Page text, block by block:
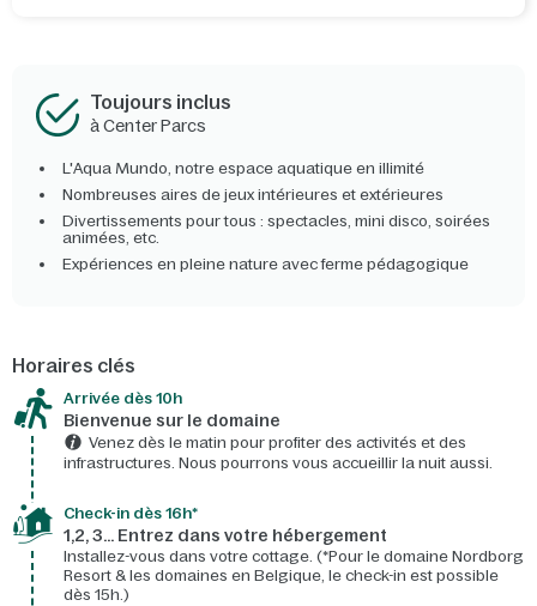
Toujours inclus
à Center Parcs
L'Aqua Mundo, notre espace aquatique en illimité
Nombreuses aires de jeux intérieures et extérieures
Divertissements pour tous : spectacles, mini disco, soirées
animées, etc.
Expériences en pleine nature avec ferme pédagogique
Horaires clés
Arrivée dès 10h​
Bienvenue sur le domaine​
Venez dès le matin pour profiter des activités et des
infrastructures. Nous pourrons vous accueillir la nuit aussi.
Check-in dès 16h*​
1,2, 3… Entrez dans votre hébergement
Installez-vous dans votre cottage. (*Pour le domaine Nordborg
Resort & les domaines en Belgique, le check-in est possible
dès 15h.)